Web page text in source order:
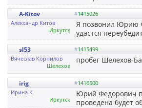
A-Kitov #1415026
Александр Китов
Иркутск
Я позвонил Юрию
удастся
sl53 #1415499
Вячеслав Корнилов
Шелехов
пробег Шелехов-
irig #1416500
Ирина К
Иркутск
Юрий Федорович
проведена будет